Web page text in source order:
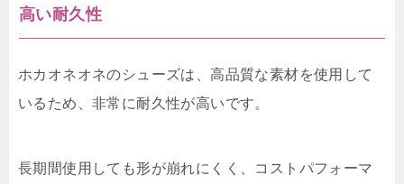
高い耐久性
ホカオネオネのシューズは、高品質な素材を使用して
いるため、非常に耐久性が高いです。
長期間使用しても形が崩れにくく、コストパフォーマ